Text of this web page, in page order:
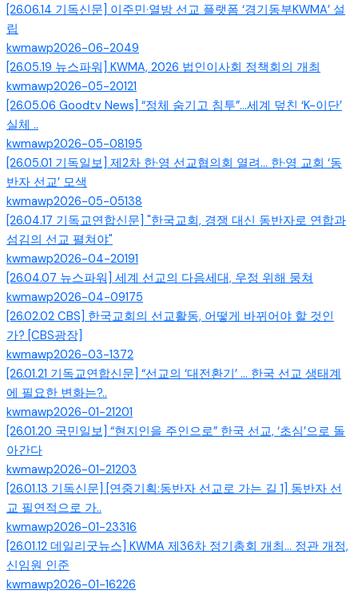
[26.06.14 기독신문] 이주민·열방 선교 플랫폼 ‘경기동부KWMA’ 설
립
kwmawp2026-06-2049
[26.05.19 뉴스파워] KWMA, 2026 법인이사회 정책회의 개최
kwmawp2026-05-20121
[26.05.06 Goodtv News] “정체 숨기고 침투”…세계 덮친 ‘K-이단’
실체 ..
kwmawp2026-05-08195
[26.05.01 기독일보] 제2차 한·영 선교협의회 열려… 한·영 교회 ‘동
반자 선교’ 모색
kwmawp2026-05-05138
[26.04.17 기독교연합신문] "한국교회, 경쟁 대신 동반자로 연합과
섬김의 선교 펼쳐야"
kwmawp2026-04-20191
[26.04.07 뉴스파워] 세계 선교의 다음세대, 우정 위해 뭉쳐
kwmawp2026-04-09175
[26.02.02 CBS] 한국교회의 선교활동, 어떻게 바뀌어야 할 것인
가? [CBS광장]
kwmawp2026-03-1372
[26.01.21 기독교연합신문] “선교의 ‘대전환기’ … 한국 선교 생태계
에 필요한 변화는?..
kwmawp2026-01-21201
[26.01.20 국민일보] “현지인을 주인으로” 한국 선교, ‘초심’으로 돌
아간다
kwmawp2026-01-21203
[26.01.13 기독신문] [연중기획:동반자 선교로 가는 길 1] 동반자 선
교 필연적으로 가..
kwmawp2026-01-23316
[26.01.12 데일리굿뉴스] KWMA 제36차 정기총회 개최... 정관 개정,
신임원 인준
kwmawp2026-01-16226